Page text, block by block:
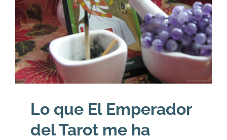
Lo que El Emperador
del Tarot me ha